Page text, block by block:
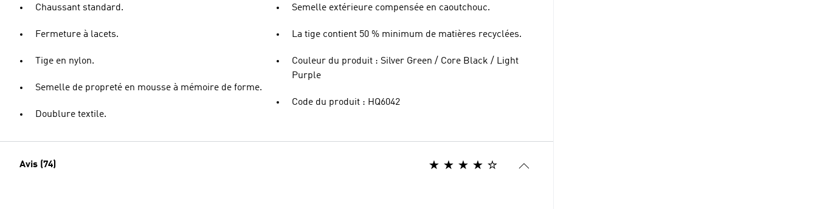
Chaussant standard.
Fermeture à lacets.
Tige en nylon.
Semelle de propreté en mousse à mémoire de forme.
Doublure textile.
Semelle extérieure compensée en caoutchouc.
La tige contient 50 % minimum de matières recyclées.
Couleur du produit : Silver Green / Core Black / Light
Purple
Code du produit : HQ6042
Avis (74)